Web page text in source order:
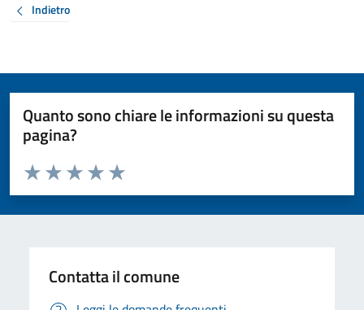
Indietro
Quanto sono chiare le informazioni su questa
pagina?
Valuta da 1 a 5 stelle la pagina
Valuta 5 stelle su 5
Valuta 4 stelle su 5
Valuta 3 stelle su 5
Valuta 2 stelle su 5
Valuta 1 stelle su 5
Contatta il comune